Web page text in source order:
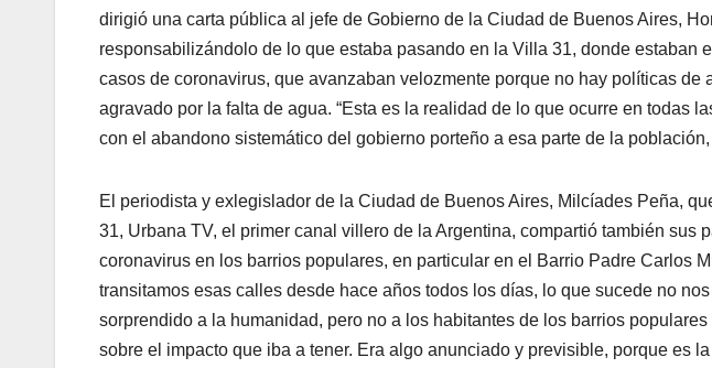
dirigió una carta pública al jefe de Gobierno de la Ciudad de Buenos Aires,
responsabilizándolo de lo que estaba pasando en la Villa 31, donde estaban
casos de coronavirus, que avanzaban velozmente porque no hay políticas de
agravado por la falta de agua. “Esta es la realidad de lo que ocurre en todas
con el abandono sistemático del gobierno porteño a esa parte de la
El periodista y exlegislador de la Ciudad de Buenos Aires, Milcíades Peña,
31, Urbana TV, el primer canal villero de la Argentina, compartió también sus
coronavirus en los barrios populares, en particular en el Barrio Padre Carlos
transitamos esas calles desde hace años todos los días, lo que sucede no
sorprendido a la humanidad, pero no a los habitantes de los barrios
sobre el impacto que iba a tener. Era algo anunciado y previsible, porque es